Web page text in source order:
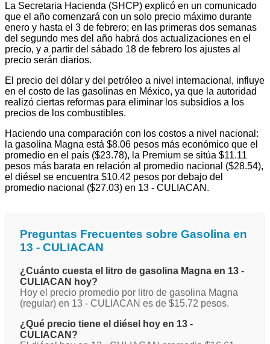
La Secretaria Hacienda (SHCP) explicó en un comunicado
que el año comenzará con un solo precio máximo durante
enero y hasta el 3 de febrero; en las primeras dos semanas
del segundo mes del año habrá dos actualizaciones en el
precio, y a partir del sábado 18 de febrero los ajustes al
precio serán diarios.
El precio del dólar y del petróleo a nivel internacional, influye
en el costo de las gasolinas en México, ya que la autoridad
realizó ciertas reformas para eliminar los subsidios a los
precios de los combustibles.
Haciendo una comparación con los costos a nivel nacional:
la gasolina Magna está $8.06 pesos más económico que el
promedio en el país ($23.78), la Premium se sitúa $11.11
pesos más barata en relación al promedio nacional ($28.54),
el diésel se encuentra $10.42 pesos por debajo del
promedio nacional ($27.03) en 13 - CULIACAN.
Preguntas Frecuentes sobre Gasolina en
13 - CULIACAN
¿Cuánto cuesta el litro de gasolina Magna en 13 -
CULIACAN hoy?
Hoy el precio promedio por litro de gasolina Magna
(regular) en 13 - CULIACAN es de $15.72 pesos.
¿Qué precio tiene el diésel hoy en 13 -
CULIACAN?